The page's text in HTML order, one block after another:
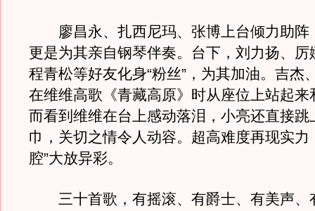
廖昌永、扎西尼玛、张博上台倾力助阵
更是为其亲自钢琴伴奏。台下，刘力扬、厉
程青松等好友化身“粉丝”，为其加油。吉杰
在维维高歌《青藏高原》时从座位上站起来
而看到维维在台上感动落泪，小亮还直接跳
巾，关切之情令人动容。超高难度再现实力
腔”大放异彩。
三十首歌，有摇滚、有爵士、有美声、